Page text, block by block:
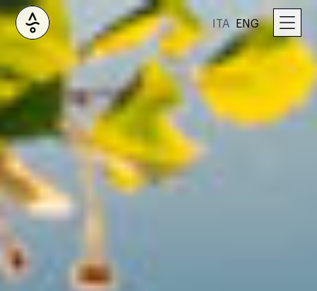
ITA ENG